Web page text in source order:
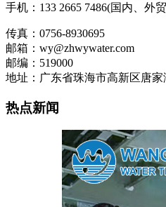
手机：133 2665 7486(国内、外
传真：0756-8930695
邮箱：wy@zhwywater.com
邮编：519000
地址：广东省珠海市高新区唐
热点新闻